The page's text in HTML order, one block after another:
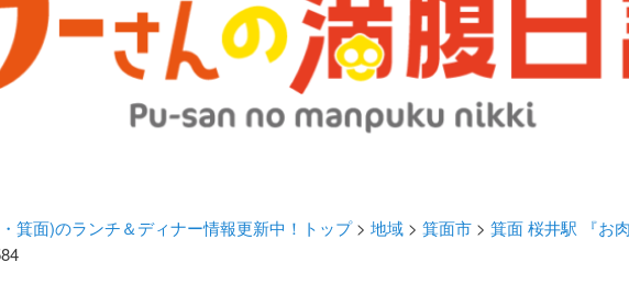
箕面)のランチ＆ディナー情報更新中！トップ> 地域> 箕面市> 箕面 桜井駅 『お